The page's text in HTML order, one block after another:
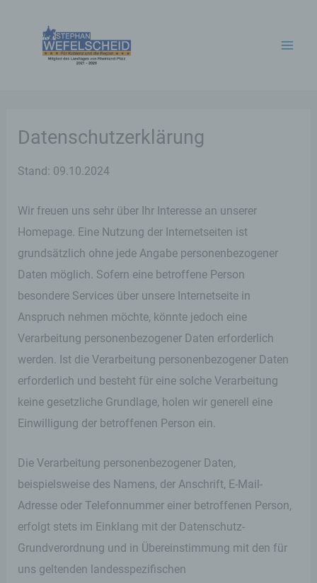
Datenschutzerklärung
Stand: 09.10.2024
Wir freuen uns sehr über Ihr Interesse an unserer
Homepage. Eine Nutzung der Internetseiten ist
grundsätzlich ohne jede Angabe personenbezogener
Daten möglich. Sofern eine betroffene Person
besondere Services über unsere Internetseite in
Anspruch nehmen möchte, könnte jedoch eine
Verarbeitung personenbezogener Daten erforderlich
werden. Ist die Verarbeitung personenbezogener Daten
erforderlich und besteht für eine solche Verarbeitung
keine gesetzliche Grundlage, holen wir generell eine
Einwilligung der betroffenen Person ein.
Die Verarbeitung personenbezogener Daten,
beispielsweise des Namens, der Anschrift, E-Mail-
Adresse oder Telefonnummer einer betroffenen Person,
erfolgt stets im Einklang mit der Datenschutz-
Grundverordnung und in Übereinstimmung mit den für
uns geltenden landesspezifischen